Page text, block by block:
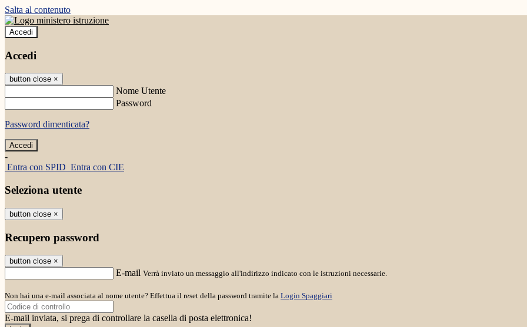
Salta al contenuto
Accedi
Accedi
button close ×
Nome Utente
Password
Password dimenticata?
-
Entra con SPID Entra con CIE
Seleziona utente
button close ×
Recupero password
button close ×
E-mail Verrà inviato un messaggio all'indirizzo indicato con le istruzioni necessarie.
Non hai una e-mail associata al nome utente? Effettua il reset della password tramite la Login Spaggiari
E-mail inviata, si prega di controllare la casella di posta elettronica!